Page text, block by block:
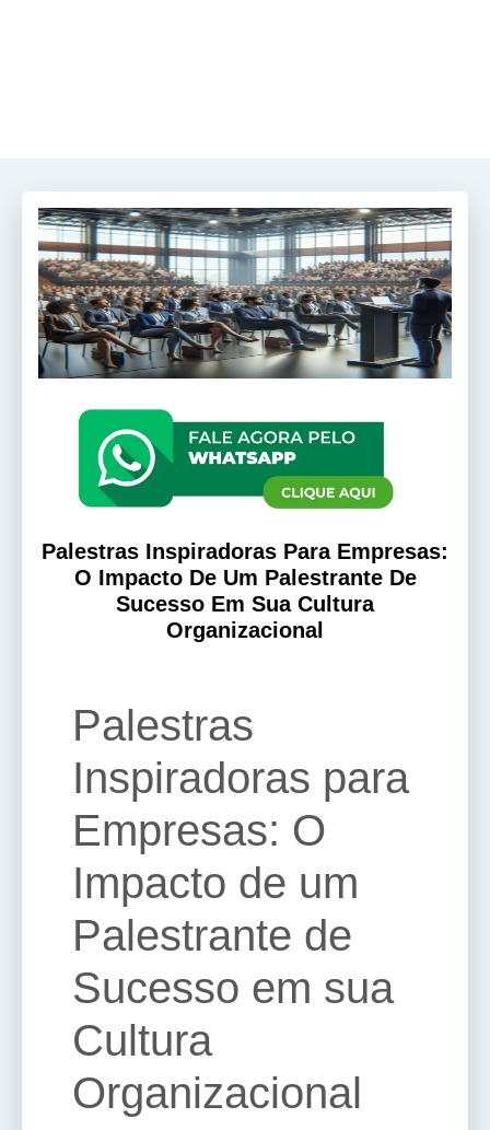
Palestras Inspiradoras Para Empresas:
O Impacto De Um Palestrante De
Sucesso Em Sua Cultura
Organizacional
Palestras
Inspiradoras para
Empresas: O
Impacto de um
Palestrante de
Sucesso em sua
Cultura
Organizacional